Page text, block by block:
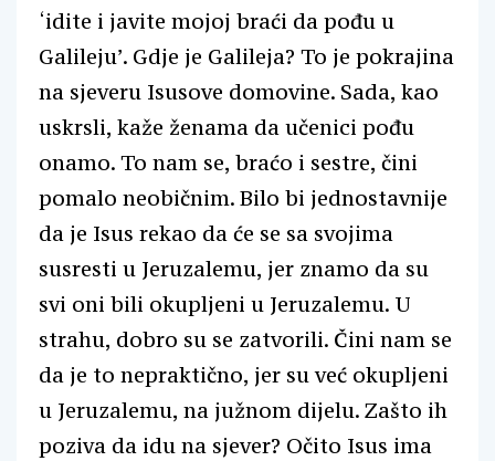
‘idite i javite mojoj braći da pođu u
Galileju’. Gdje je Galileja? To je pokrajina
na sjeveru Isusove domovine. Sada, kao
uskrsli, kaže ženama da učenici pođu
onamo. To nam se, braćo i sestre, čini
pomalo neobičnim. Bilo bi jednostavnije
da je Isus rekao da će se sa svojima
susresti u Jeruzalemu, jer znamo da su
svi oni bili okupljeni u Jeruzalemu. U
strahu, dobro su se zatvorili. Čini nam se
da je to nepraktično, jer su već okupljeni
u Jeruzalemu, na južnom dijelu. Zašto ih
poziva da idu na sjever? Očito Isus ima